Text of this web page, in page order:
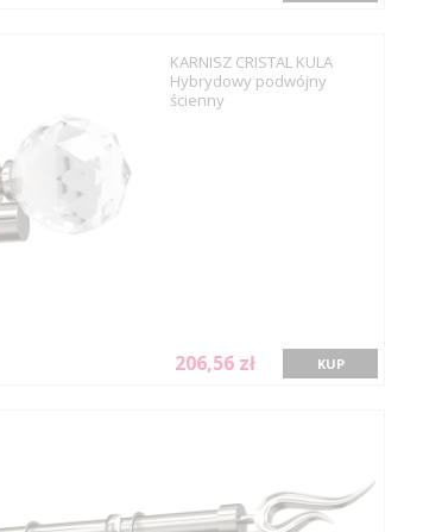
KARNISZ CRISTAL KULA
Hybrydowy podwójny
ścienny
206,56 zł KUP